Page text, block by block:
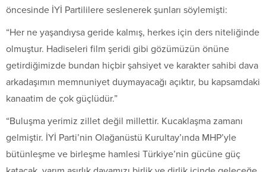
öncesinde İYİ Partililere seslenerek şunları söylemişti:
“Her ne yaşandıysa geride kalmış, herkes için ders niteliğinde
olmuştur. Hadiseleri film şeridi gibi gözümüzün önüne
getirdiğimizde bundan hiçbir şahsiyet ve karakter sahibi dava
arkadaşımın memnuniyet duymayacağı açıktır, bu kapsamdaki
kanaatim de çok güçlüdür.”
“Buluşma yerimiz zillet değil millettir. Kucaklaşma zamanı
gelmiştir. İYİ Parti’nin Olağanüstü Kurultay’ında MHP’yle
bütünleşme ve birleşme hamlesi Türkiye’nin gücüne güç